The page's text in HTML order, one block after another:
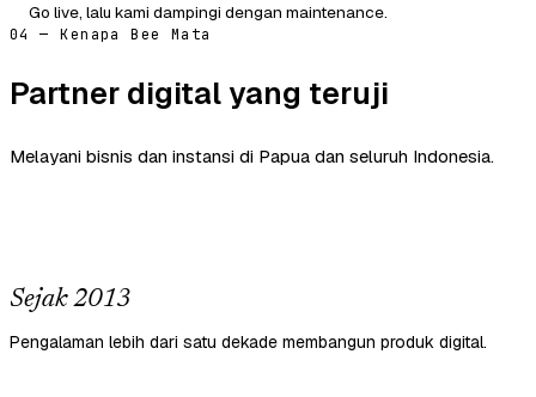
Go live, lalu kami dampingi dengan maintenance.
04 — Kenapa Bee Mata
Partner digital yang teruji
Melayani bisnis dan instansi di Papua dan seluruh Indonesia.
Sejak 2013
Pengalaman lebih dari satu dekade membangun produk digital.